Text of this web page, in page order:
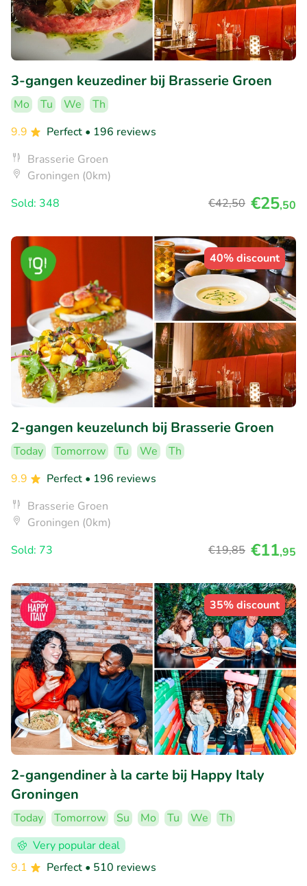
3-gangen keuzediner bij Brasserie Groen
Mo Tu We
Th
9.9
Perfect • 196 reviews
Brasserie Groen
Groningen (0km)
Sold: 348
€42,50 €25,50
40% discount
2-gangen keuzelunch bij Brasserie Groen
Today Tomorrow Tu We
Th
9.9
Perfect • 196 reviews
Brasserie Groen
Groningen (0km)
Sold: 73
€19,85 €11,95
35% discount
2-gangendiner à la carte bij Happy Italy
Groningen
Today Tomorrow Su Mo Tu We
Th
Very popular deal
9.1
Perfect • 510 reviews